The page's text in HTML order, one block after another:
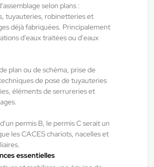
selon plans :
tuyauteries, robinetteries et
déjà fabriquées. Principalement
d'eaux traitées ou d'eaux
plan ou de schéma, prise de
de pose de tuyauteries
éléments de serrureries et
permis B, le permis C serait un
les CACES chariots, nacelles et
essentielles
, France
€/h
Au:30/09/26
H/F/X
France